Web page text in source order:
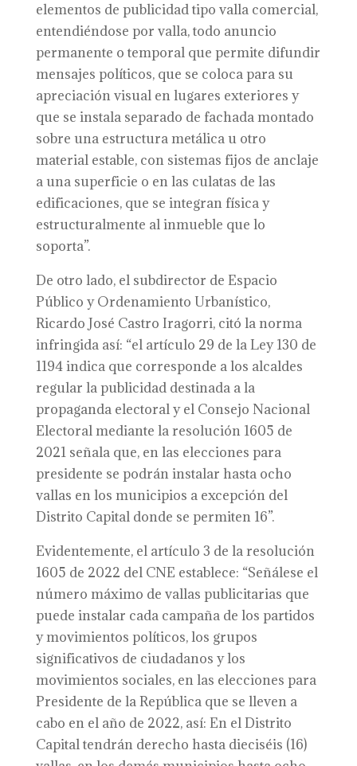
elementos de publicidad tipo valla comercial,
entendiéndose por valla, todo anuncio
permanente o temporal que permite difundir
mensajes políticos, que se coloca para su
apreciación visual en lugares exteriores y
que se instala separado de fachada montado
sobre una estructura metálica u otro
material estable, con sistemas fijos de anclaje
a una superficie o en las culatas de las
edificaciones, que se integran física y
estructuralmente al inmueble que lo
soporta”.
De otro lado, el subdirector de Espacio
Público y Ordenamiento Urbanístico,
Ricardo José Castro Iragorri, citó la norma
infringida así: “el artículo 29 de la Ley 130 de
1194 indica que corresponde a los alcaldes
regular la publicidad destinada a la
propaganda electoral y el Consejo Nacional
Electoral mediante la resolución 1605 de
2021 señala que, en las elecciones para
presidente se podrán instalar hasta ocho
vallas en los municipios a excepción del
Distrito Capital donde se permiten 16”.
Evidentemente, el artículo 3 de la resolución
1605 de 2022 del CNE establece: “Señálese el
número máximo de vallas publicitarias que
puede instalar cada campaña de los partidos
y movimientos políticos, los grupos
significativos de ciudadanos y los
movimientos sociales, en las elecciones para
Presidente de la República que se lleven a
cabo en el año de 2022, así: En el Distrito
Capital tendrán derecho hasta dieciséis (16)